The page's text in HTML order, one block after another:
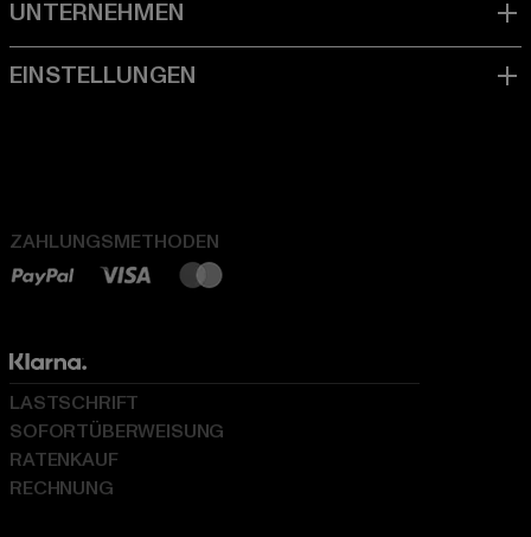
ZAHLUNGSMETHODEN
LASTSCHRIFT
SOFORTÜBERWEISUNG
RATENKAUF
RECHNUNG